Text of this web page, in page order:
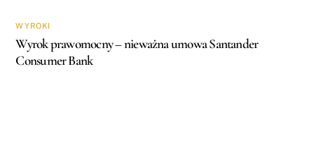
WYROKI
Wyrok prawomocny – nieważna umowa Santander
Consumer Bank